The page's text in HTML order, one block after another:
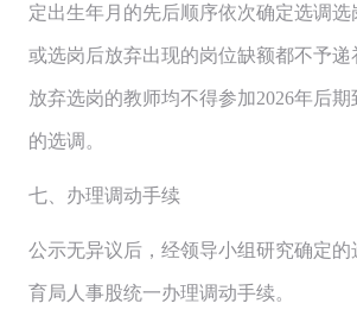
定出生年月的先后顺序依次确定选调
或选岗后放弃出现的岗位缺额都不予递
放弃选岗的教师均不得参加2026年后期
的选调。
七、办理调动手续
公示无异议后，经领导小组研究确定的
育局人事股统一办理调动手续。